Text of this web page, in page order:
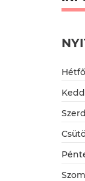
Hétfő
Kedd